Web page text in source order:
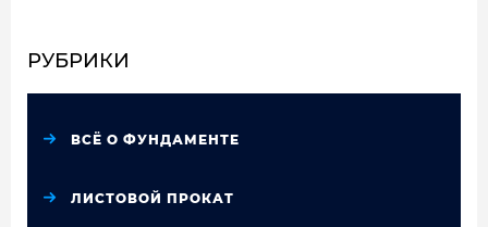
РУБРИКИ
ВСЁ О ФУНДАМЕНТЕ
ЛИСТОВОЙ ПРОКАТ